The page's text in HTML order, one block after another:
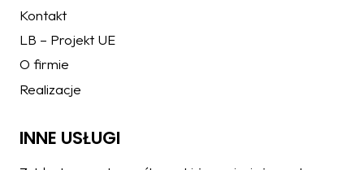
Kontakt
LB – Projekt UE
O firmie
Realizacje
INNE USŁUGI